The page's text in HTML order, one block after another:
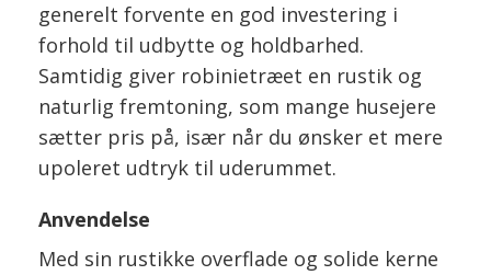
generelt forvente en god investering i
forhold til udbytte og holdbarhed.
Samtidig giver robinietræet en rustik og
naturlig fremtoning, som mange husejere
sætter pris på, især når du ønsker et mere
upoleret udtryk til uderummet.
Anvendelse
Med sin rustikke overflade og solide kerne